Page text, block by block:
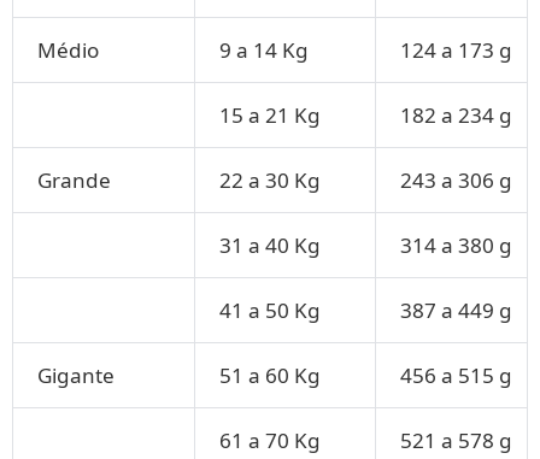
Médio 9 a 14 Kg 124 a 173 g
15 a 21 Kg 182 a 234 g
Grande 22 a 30 Kg 243 a 306 g
31 a 40 Kg 314 a 380 g
41 a 50 Kg 387 a 449 g
Gigante 51 a 60 Kg 456 a 515 g
61 a 70 Kg 521 a 578 g